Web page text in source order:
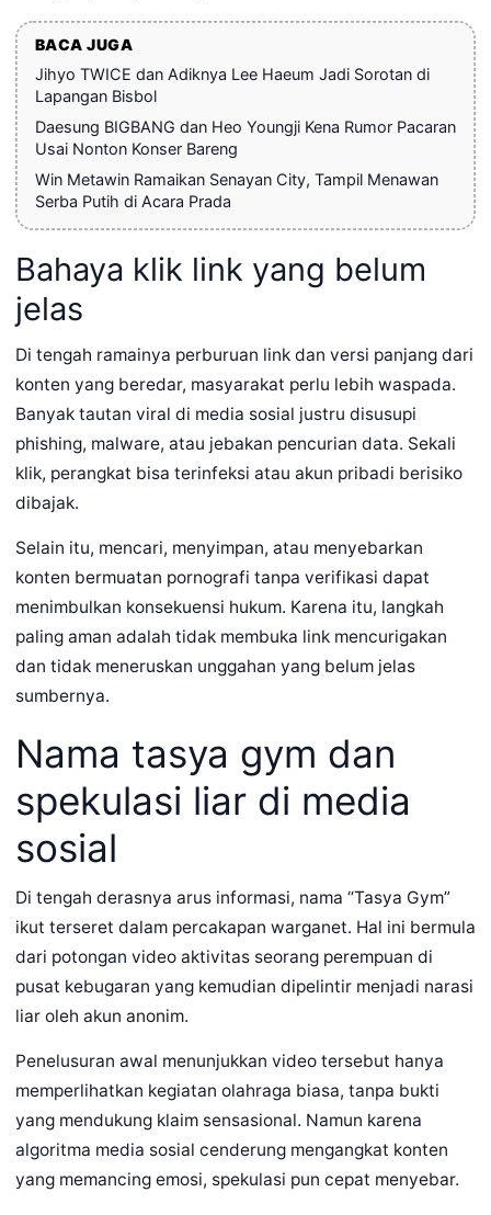
BACA JUGA
Jihyo TWICE dan Adiknya Lee Haeum Jadi Sorotan di
Lapangan Bisbol
Daesung BIGBANG dan Heo Youngji Kena Rumor Pacaran
Usai Nonton Konser Bareng
Win Metawin Ramaikan Senayan City, Tampil Menawan
Serba Putih di Acara Prada
Bahaya klik link yang belum
jelas
Di tengah ramainya perburuan link dan versi panjang dari
konten yang beredar, masyarakat perlu lebih waspada.
Banyak tautan viral di media sosial justru disusupi
phishing, malware, atau jebakan pencurian data. Sekali
klik, perangkat bisa terinfeksi atau akun pribadi berisiko
dibajak.
Selain itu, mencari, menyimpan, atau menyebarkan
konten bermuatan pornografi tanpa verifikasi dapat
menimbulkan konsekuensi hukum. Karena itu, langkah
paling aman adalah tidak membuka link mencurigakan
dan tidak meneruskan unggahan yang belum jelas
sumbernya.
Nama tasya gym dan
spekulasi liar di media
sosial
Di tengah derasnya arus informasi, nama “Tasya Gym”
ikut terseret dalam percakapan warganet. Hal ini bermula
dari potongan video aktivitas seorang perempuan di
pusat kebugaran yang kemudian dipelintir menjadi narasi
liar oleh akun anonim.
Penelusuran awal menunjukkan video tersebut hanya
memperlihatkan kegiatan olahraga biasa, tanpa bukti
yang mendukung klaim sensasional. Namun karena
algoritma media sosial cenderung mengangkat konten
yang memancing emosi, spekulasi pun cepat menyebar.